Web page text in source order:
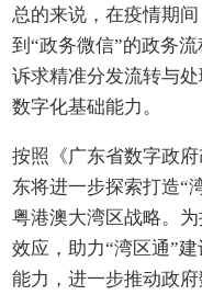
总的来说，在疫情期
到“政务微信”的政务
诉求精准分发流转与
数字化基础能力。
按照《广东省数字政
东将进一步探索打造“
粤港澳大湾区战略。
效应，助力“湾区通”
能力，进一步推动政府